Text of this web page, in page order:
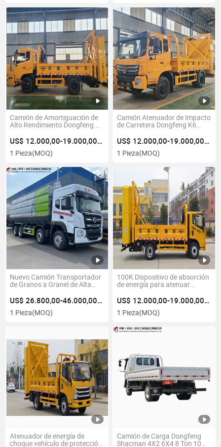
Separado BOD
Camión de Amortiguación de
Alto Rendimiento Dongfeng K6
Seguridad Vial
US$ 12.000,00-19.000,00/Pieza
1 Pieza(MOQ)
Camión Atenuador de Impacto
de Carretera Dongfeng K6
para Seguridad en Trabajos
Viales
US$ 12.000,00-19.000,00/Pieza
1 Pieza(MOQ)
Nuevo Camión Transportador
de Granos a Granel de Alta
Dongfeng LHD RHD Camión
de Alta Capacidad para
Entrega de Alimento Animal
US$ 26.800,00-46.000,00/Pieza
1 Pieza(MOQ)
100K Dispositivo de absorción
de energía para atenuar
camiones, vehículo para la
seguridad en la construcción
de carreteras
US$ 12.000,00-19.000,00/Pieza
1 Pieza(MOQ)
Atenuador de energía de
choque vehículo de protección
Camión de Carga Dongfeng
Shacman 4X2 6X4 8 Ton 10